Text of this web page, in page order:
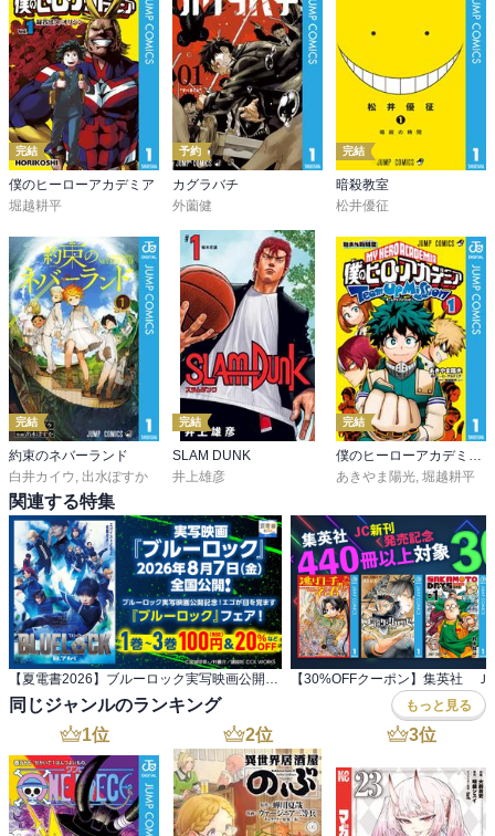
完結
僕のヒーローアカデミア
堀越耕平
予約
カグラバチ
外薗健
完結
暗殺教室
松井優征
完結
約束のネバーランド
白井カイウ 出水ぽすか
完結
SLAM DUNK
井上雄彦
完結
あきやま陽光 堀越耕平
関連する特集
同じジャンルのランキング もっと見る
1位 2位 3位